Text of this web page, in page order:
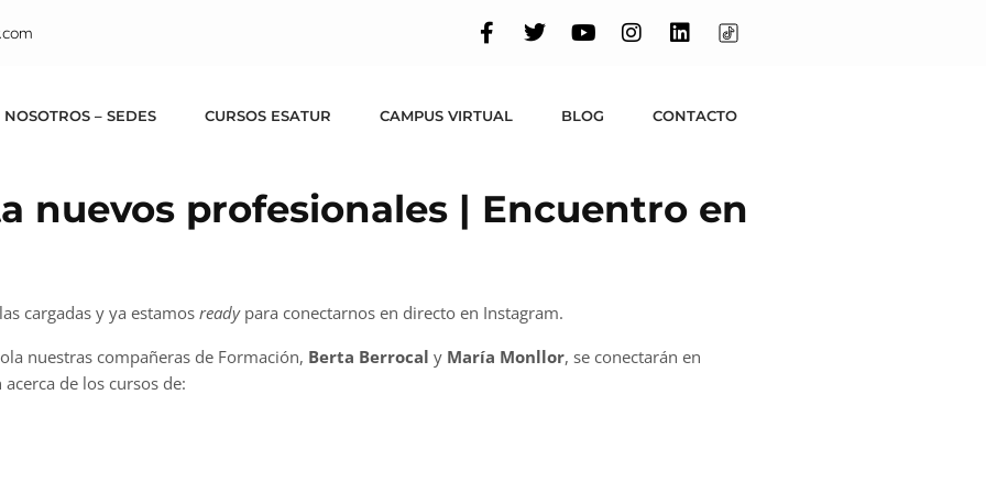
– SEDES CURSOS ESATUR CAMPUS VIRTUAL BLOG CONTACTO
nuevos profesionales | Encuentro en
cargadas y ya estamos readypara conectarnos en directo en Instagram.
nuestras compañeras de Formación, Berta Berrocal y María Monllor, se conectarán en
de los cursos de: